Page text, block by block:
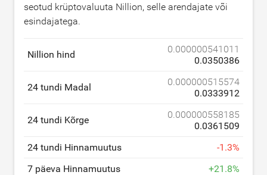
seotud krüptovaluuta Nillion, selle arendajate või
esindajatega.
Nillion hind
0.000000541011
0.0350386
24 tundi Madal
0.000000515574
0.0333912
24 tundi Kõrge
0.000000558185
0.0361509
24 tundi Hinnamuutus
-1.3%
7 päeva Hinnamuutus
+21.8%